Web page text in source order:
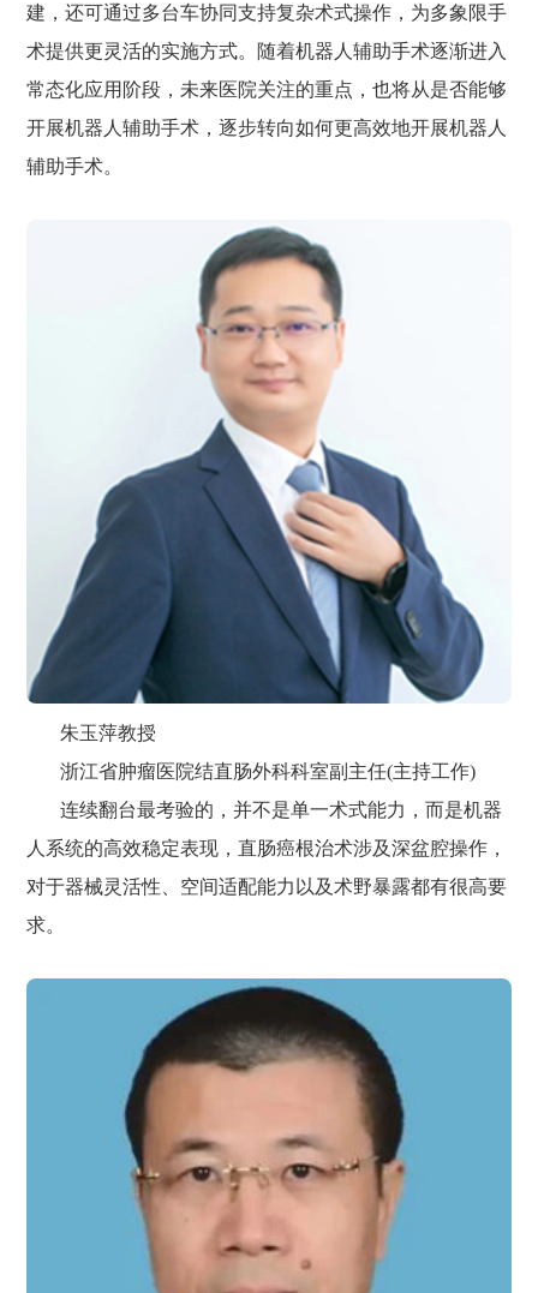
建，还可通过多台车协同支持复杂术式操作，为多象限手
术提供更灵活的实施方式。随着机器人辅助手术逐渐进入
常态化应用阶段，未来医院关注的重点，也将从是否能够
开展机器人辅助手术，逐步转向如何更高效地开展机器人
辅助手术。
朱玉萍教授
浙江省肿瘤医院结直肠外科科室副主任(主持工作)
连续翻台最考验的，并不是单一术式能力，而是机器
人系统的高效稳定表现，直肠癌根治术涉及深盆腔操作，
对于器械灵活性、空间适配能力以及术野暴露都有很高要
求。